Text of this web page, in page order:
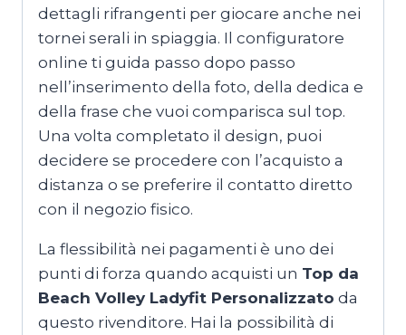
dettagli rifrangenti per giocare anche nei
tornei serali in spiaggia. Il configuratore
online ti guida passo dopo passo
nell’inserimento della foto, della dedica e
della frase che vuoi comparisca sul top.
Una volta completato il design, puoi
decidere se procedere con l’acquisto a
distanza o se preferire il contatto diretto
con il negozio fisico.
La flessibilità nei pagamenti è uno dei
punti di forza quando acquisti un Top da
Beach Volley Ladyfit Personalizzato da
questo rivenditore. Hai la possibilità di